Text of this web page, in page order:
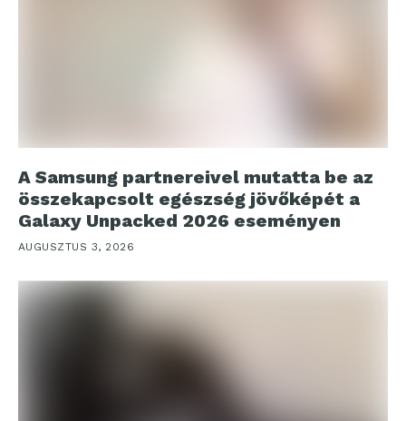
A Samsung partnereivel mutatta be az
összekapcsolt egészség jövőképét a
Galaxy Unpacked 2026 eseményen
AUGUSZTUS 3, 2026